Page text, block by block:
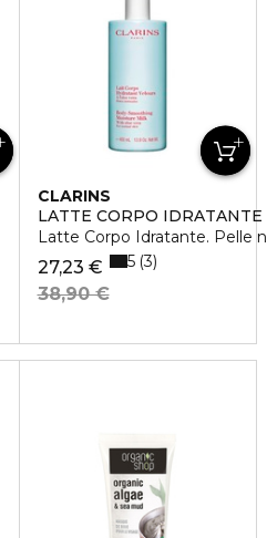
CLARINS
LATTE CORPO
Latte Corpo Idratante. Pelle
27,23 €
38,90 €
5 3